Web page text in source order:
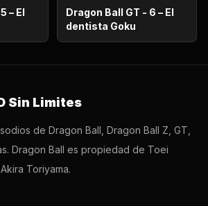
– El
Dragon Ball GT - 6 – El
dentista Goku
Sin Limites
de Dragon Ball, Dragon Ball Z, GT,
Dragon Ball es propiedad de Toei
Toriyama.